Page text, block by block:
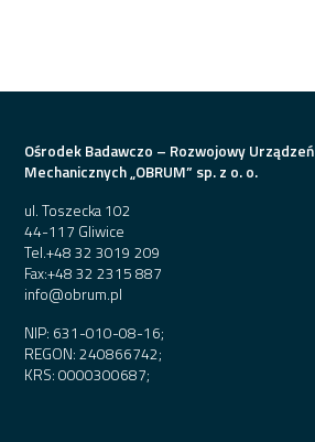
Ośrodek Badawczo – Rozwojowy Urządzeń
Mechanicznych „OBRUM” sp. z o. o.
ul. Toszecka 102
44-117 Gliwice
Tel.+48 32 3019 209
Fax:+48 32 2315 887
info@obrum.pl
NIP: 631-010-08-16;
REGON: 240866742;
KRS: 0000300687;